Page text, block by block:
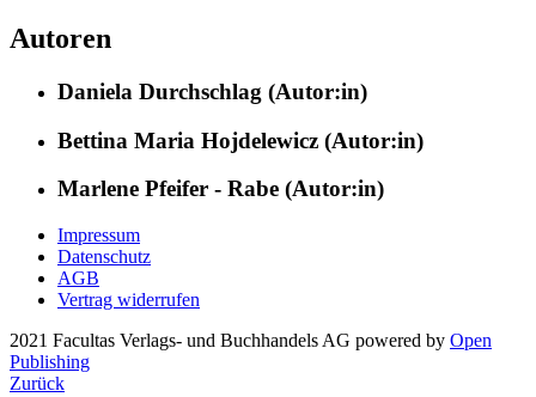
Autoren
Daniela Durchschlag (Autor:in)
Bettina Maria Hojdelewicz (Autor:in)
Marlene Pfeifer - Rabe (Autor:in)
Impressum
Datenschutz
AGB
Vertrag widerrufen
2021 Facultas Verlags- und Buchhandels AG powered by Open
Publishing
Zurück